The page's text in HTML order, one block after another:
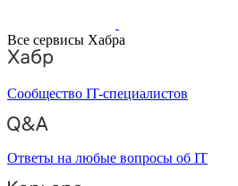
Все сервисы Хабра
Сообщество IT-специалистов
Ответы на любые вопросы об IT